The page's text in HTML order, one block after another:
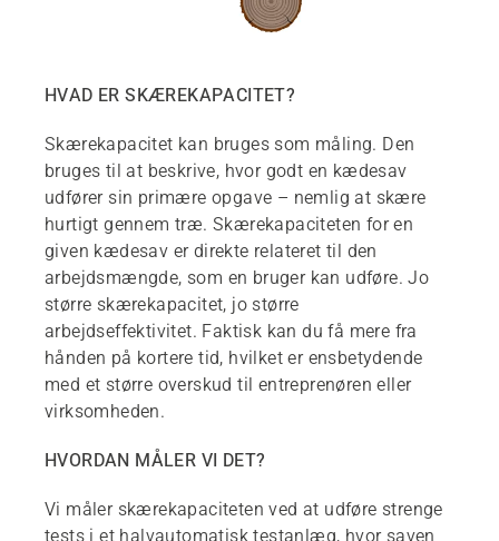
HVAD ER SKÆREKAPACITET?
Skærekapacitet kan bruges som måling. Den
bruges til at beskrive, hvor godt en kædesav
udfører sin primære opgave – nemlig at skære
hurtigt gennem træ. Skærekapaciteten for en
given kædesav er direkte relateret til den
arbejdsmængde, som en bruger kan udføre. Jo
større skærekapacitet, jo større
arbejdseffektivitet. Faktisk kan du få mere fra
hånden på kortere tid, hvilket er ensbetydende
med et større overskud til entreprenøren eller
virksomheden.
HVORDAN MÅLER VI DET?
Vi måler skærekapaciteten ved at udføre strenge
tests i et halvautomatisk testanlæg, hvor saven